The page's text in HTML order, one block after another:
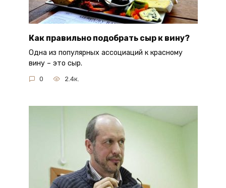
Как правильно подобрать сыр к вину?
Одна из популярных ассоциаций к красному
вину – это сыр.
0 2.4к.